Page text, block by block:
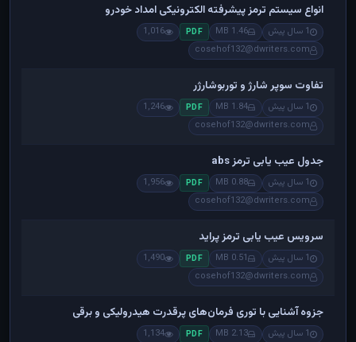
انواع سیستم ترمز پیشرفته الکترونیکی امداد خودرو
1 سال پیش 1.46 MB
PDF
1,016
cosehof132@dwriters.com
تفاوت سوپر شارژ و توربوشارژر
1 سال پیش 1.84 MB
PDF
1,246
cosehof132@dwriters.com
جدول عیب یابی ترمز abs
1 سال پیش 0.88 MB
PDF
1,956
cosehof132@dwriters.com
سرویس عیب یابی ترمز پراید
1 سال پیش 0.51 MB
PDF
1,490
cosehof132@dwriters.com
جزوه آشنایی با توری فرمان‌های پرقدرت هیدرولیکی و برقی
1 سال پیش 2.13 MB
PDF
1,134